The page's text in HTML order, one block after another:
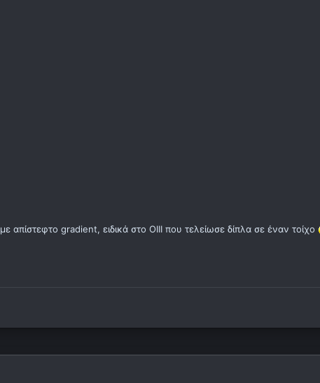
με απίστεφτο gradient, ειδικά στο ΟΙΙΙ που τελείωσε δίπλα σε έναν τοίχο